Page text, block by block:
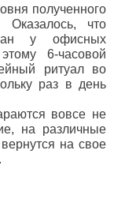
полученного
Оказалось, что
у офисных
6-часовой
ритуал во
раз в день
вовсе не
на различные
на свое